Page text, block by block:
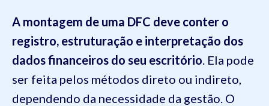
A montagem de uma DFC deve conter o
registro, estruturação e interpretação dos
dados financeiros do seu escritório. Ela pode
ser feita pelos métodos direto ou indireto,
dependendo da necessidade da gestão. O